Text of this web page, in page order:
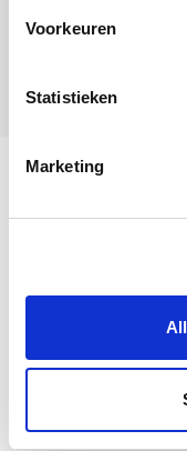
Voorkeuren
Statistieken
Marketing
View my family
Sorellais a